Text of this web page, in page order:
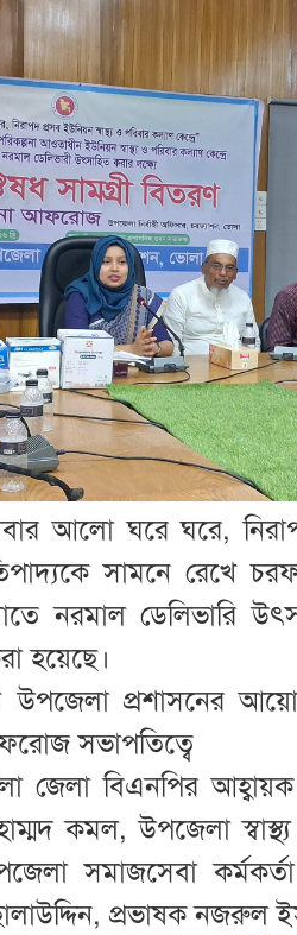
আলো ঘরে ঘরে,
সামনে রেখে
নরমাল ডেলিভারি
হয়েছে।
উপজেলা প্রশাসনের
সভাপতিত্বে
জেলা বিএনপির
কমল, উপজেলা স্বাস্থ্য
সমাজসেবা
প্রভাষক